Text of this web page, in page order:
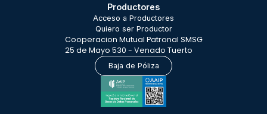
Productores
Acceso a Productores
Quiero ser Productor
Cooperacion Mutual Patronal SMSG
25 de Mayo 530 - Venado Tuerto
Baja de Póliza